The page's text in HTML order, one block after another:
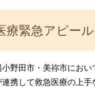
療緊急アピー
野田市・美祢市におい
連携して救急医療の上